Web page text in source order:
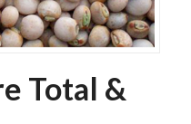
Total &